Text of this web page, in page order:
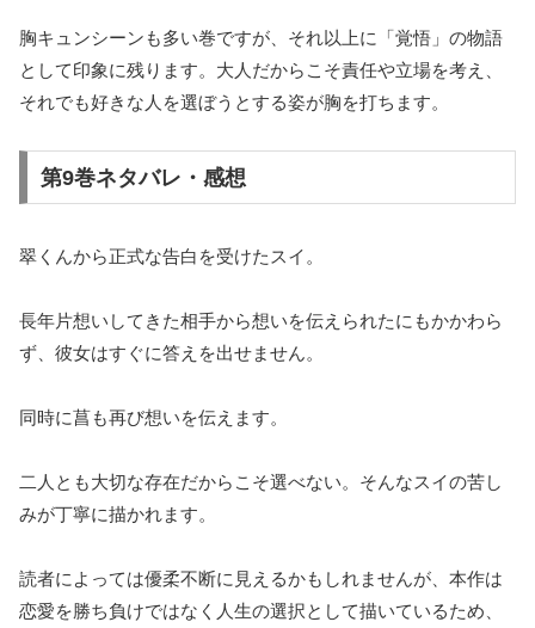
胸キュンシーンも多い巻ですが、それ以上に「覚悟」の物語
として印象に残ります。大人だからこそ責任や立場を考え、
それでも好きな人を選ぼうとする姿が胸を打ちます。
第9巻ネタバレ・感想
翠くんから正式な告白を受けたスイ。
長年片想いしてきた相手から想いを伝えられたにもかかわら
ず、彼女はすぐに答えを出せません。
同時に菖も再び想いを伝えます。
二人とも大切な存在だからこそ選べない。そんなスイの苦し
みが丁寧に描かれます。
読者によっては優柔不断に見えるかもしれませんが、本作は
恋愛を勝ち負けではなく人生の選択として描いているため、